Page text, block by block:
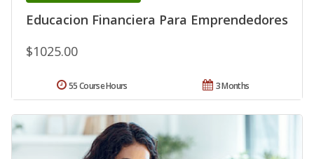
Educacion Financiera Para Emprendedores
$1025.00
3 Months
55 Course Hours